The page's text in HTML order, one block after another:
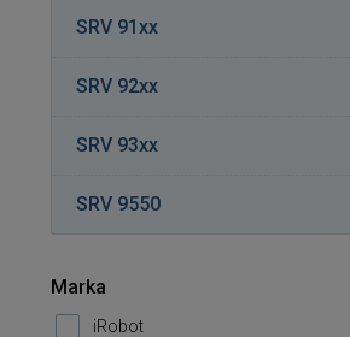
SRV 91xx
SRV 92xx
SRV 93xx
SRV 9550
Marka
iRobot